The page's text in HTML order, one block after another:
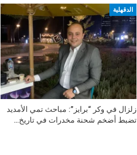
الدقهلية
زلزال في وكر “برايز”: مباحث تمي الأمديد
تضبط أضخم شحنة مخدرات في تاريخ…